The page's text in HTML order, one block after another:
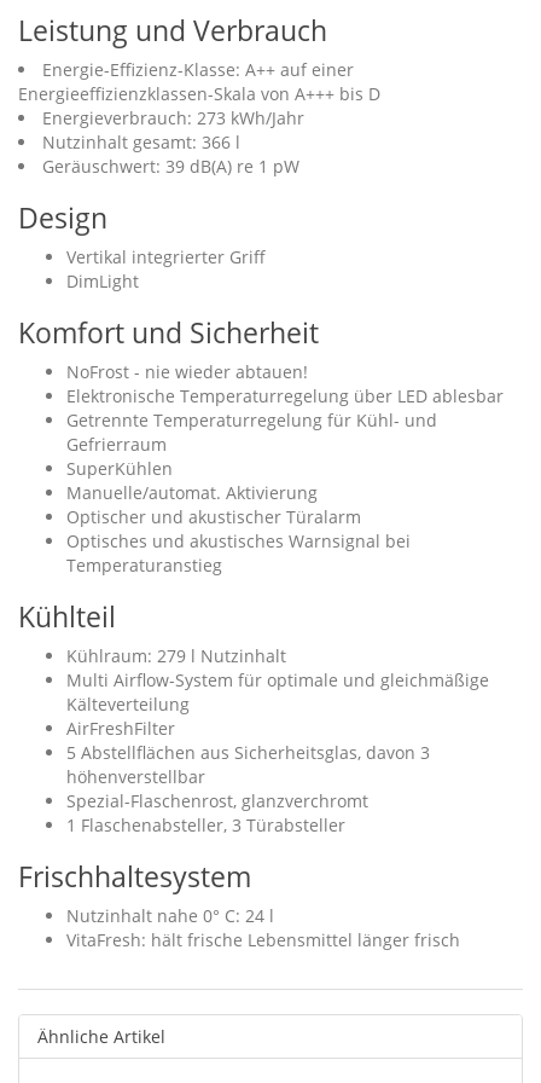
Leistung und Verbrauch
Energie-Effizienz-Klasse: A++ auf einer
Energieeffizienzklassen-Skala von A+++ bis D
Energieverbrauch: 273 kWh/Jahr
Nutzinhalt gesamt: 366 l
Geräuschwert: 39 dB(A) re 1 pW
Design
Vertikal integrierter Griff
DimLight
Komfort und Sicherheit
NoFrost - nie wieder abtauen!
Elektronische Temperaturregelung über LED ablesbar
Getrennte Temperaturregelung für Kühl- und
Gefrierraum
SuperKühlen
Manuelle/automat. Aktivierung
Optischer und akustischer Türalarm
Optisches und akustisches Warnsignal bei
Temperaturanstieg
Kühlteil
Kühlraum: 279 l Nutzinhalt
Multi Airflow-System für optimale und gleichmäßige
Kälteverteilung
AirFreshFilter
5 Abstellflächen aus Sicherheitsglas, davon 3
höhenverstellbar
Spezial-Flaschenrost, glanzverchromt
1 Flaschenabsteller, 3 Türabsteller
Frischhaltesystem
Nutzinhalt nahe 0° C: 24 l
VitaFresh: hält frische Lebensmittel länger frisch
Ähnliche Artikel